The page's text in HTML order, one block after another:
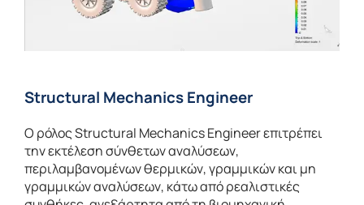
Structural Mechanics Engineer
Ο ρόλος Structural Mechanics Engineer επιτρέπει
την εκτέλεση σύνθετων αναλύσεων,
περιλαμβανομένων θερμικών, γραμμικών και μη
γραμμικών αναλύσεων, κάτω από ρεαλιστικές